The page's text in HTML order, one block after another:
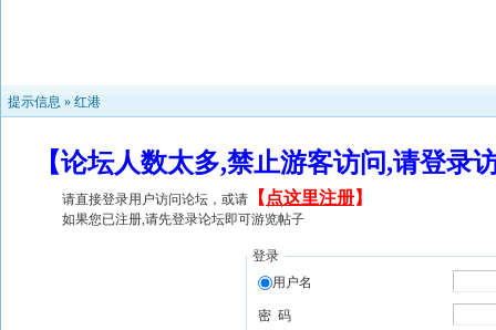
提示信息 » 红港
【论坛人数太多,禁止游客访问,请登
请直接登录用户访问论坛，或请 【 点这里注册】
如果您已注册,请先登录论坛即可游览帖子
登录
用户名
密 码